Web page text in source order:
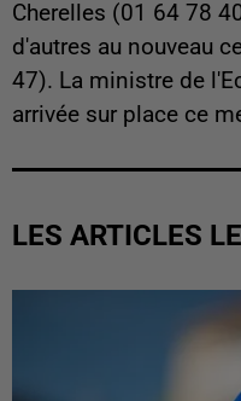
Cherelles (01 64 78
d'autres au nouveau
47). La ministre de
arrivée sur place ce
LES ARTICLES